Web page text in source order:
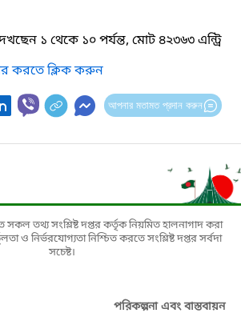
১ থেকে ১০ পর্যন্ত, মোট ৪২৩৬৩ এন্ট্রি
করতে ক্লিক করুন
আপনার মতামত প্রদান করুন
তথ্য সংশ্লিষ্ট দপ্তর কর্তৃক নিয়মিত হালনাগাদ করা
ও নির্ভরযোগ্যতা নিশ্চিত করতে সংশ্লিষ্ট দপ্তর সর্বদা
সচেষ্ট।
পরিকল্পনা এবং বাস্তবায়ন